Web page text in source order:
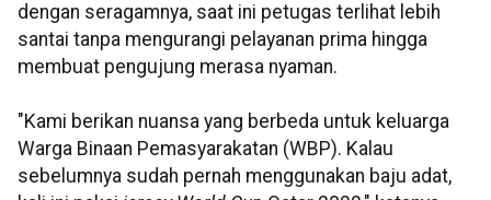
dengan seragamnya, saat ini petugas terlihat lebih
santai tanpa mengurangi pelayanan prima hingga
membuat pengujung merasa nyaman.
"Kami berikan nuansa yang berbeda untuk keluarga
Warga Binaan Pemasyarakatan (WBP). Kalau
sebelumnya sudah pernah menggunakan baju adat,